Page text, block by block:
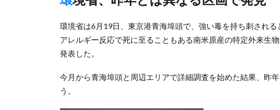
環境省は6月19日、東京港青海埠頭で、強い毒を持ち刺される
アレルギー反応で死に至ることもある南米原産の特定外来生
発表した。
今月から青海埠頭と周辺エリアで詳細調査を始めた結果、昨
う。